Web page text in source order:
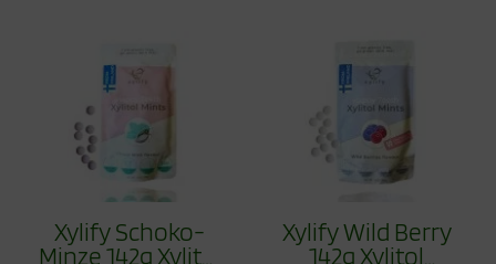
Xylify Schoko-
Minze 142g Xylitol
Xylify Wild Berry
142g Xylitol